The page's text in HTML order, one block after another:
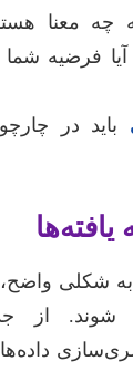
چه معنا
فرضیه شما
باید در
به شکلی
شوند. از